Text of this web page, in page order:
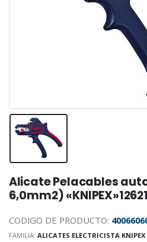
Alicate Pelacables
6,0mm2)
CODIGO DE PRODUCTO:
FAMILIA: ALICATES ELECTRICISTA KNIPEX